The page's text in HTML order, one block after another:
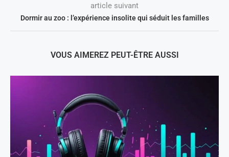
article suivant
Dormir au zoo : l’expérience insolite qui séduit les familles
VOUS AIMEREZ PEUT-ÊTRE AUSSI